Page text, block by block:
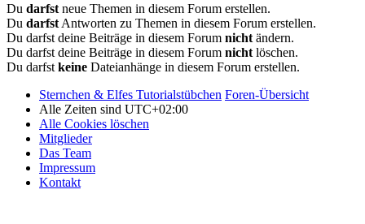
Du darfst neue Themen in diesem Forum erstellen.
Du darfst Antworten zu Themen in diesem Forum erstellen.
Du darfst deine Beiträge in diesem Forum nicht ändern.
Du darfst deine Beiträge in diesem Forum nicht löschen.
Du darfst keine Dateianhänge in diesem Forum erstellen.
Sternchen & Elfes Tutorialstübchen Foren-Übersicht
Alle Zeiten sind UTC+02:00
Alle Cookies löschen
Mitglieder
Das Team
Impressum
Kontakt